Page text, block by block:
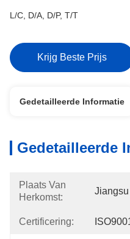
L/C, D/A, D/P, T/T
Krijg Beste Prijs
Gedetailleerde Informatie
Gedetailleerde
Plaats Van
Herkomst:
Certificering: